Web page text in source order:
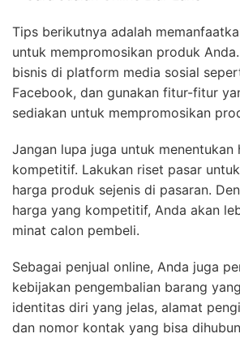
Tips berikutnya adalah
untuk mempromosikan produk
bisnis di platform media sosial
Facebook, dan gunakan fitur-fitur
sediakan untuk mempromosikan
Jangan lupa juga untuk menentukan
kompetitif. Lakukan riset pasar
harga produk sejenis di pasaran.
harga yang kompetitif, Anda akan
minat calon pembeli.
Sebagai penjual online, Anda juga
kebijakan pengembalian barang
identitas diri yang jelas, alamat
dan nomor kontak yang bisa